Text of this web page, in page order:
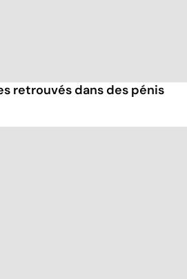
retrouvés dans des pénis